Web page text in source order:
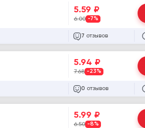
5.59 ₽
6.00 -7%
7 отзывов
5.94 ₽
7.68 -23%
0 отзывов
5.99 ₽
6.50 -8%